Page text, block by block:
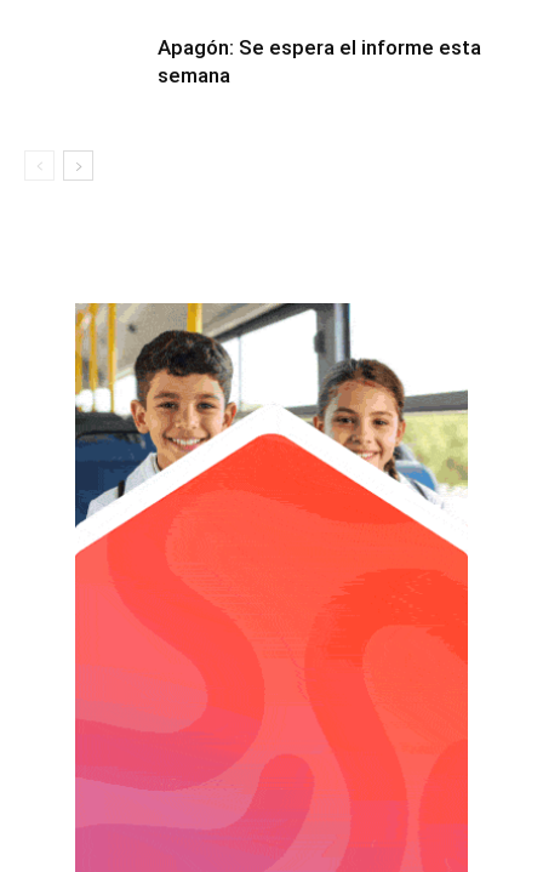
Apagón: Se espera el informe esta
semana